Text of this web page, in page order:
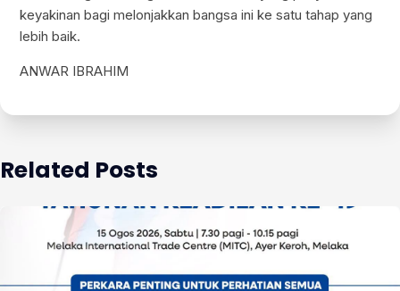
keyakinan bagi melonjakkan bangsa ini ke satu tahap yang
lebih baik.
ANWAR IBRAHIM
Related Posts